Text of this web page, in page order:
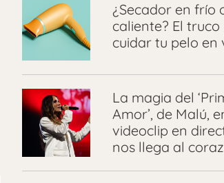
¿Secador en frío
caliente? El
cuidar tu pelo en
La magia del
Amor’, de Malú,
videoclip en
nos llega al